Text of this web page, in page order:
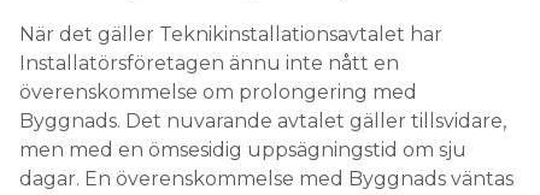
När det gäller Teknikinstallationsavtalet har
Installatörsföretagen ännu inte nått en
överenskommelse om prolongering med
Byggnads. Det nuvarande avtalet gäller tillsvidare,
men med en ömsesidig uppsägningstid om sju
dagar. En överenskommelse med Byggnads väntas